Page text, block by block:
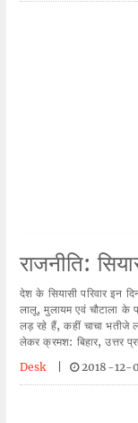
राजनीति:
देश के सियासी परिवार इन
लालू, मुलायम एवं चौटाला के
लड़ रहे हैं, कहीं चाचा भतीजे
लेकर क्रमश: बिहार, उत्तर
Desk
2018-12-